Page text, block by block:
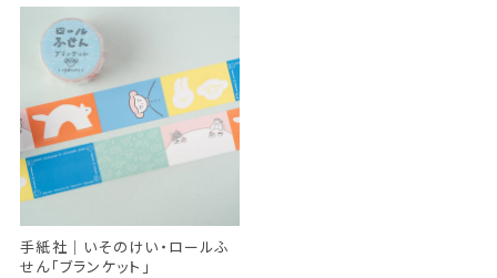
手紙社｜いそのけい・ロールふ
せん「ブランケット」